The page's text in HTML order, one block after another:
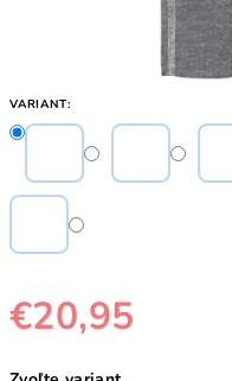
VARIANT:
€20,95